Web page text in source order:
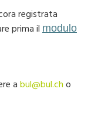
registrata
prima il modulo
abul@bul.cho